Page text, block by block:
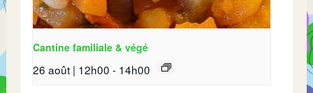
Cantine familiale & végé
26 août | 12h00 - 14h00